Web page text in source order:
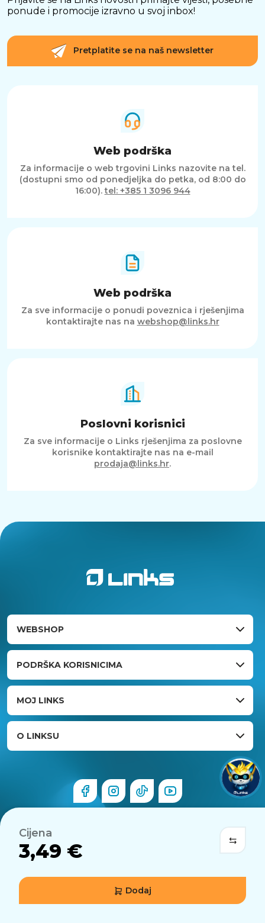
Cijena
3,49 €
Dodaj
ponude i promocije izravno u svoj inbox!
Pretplatite se na naš newsletter
Web podrška
Za informacije o web trgovini Links nazovite na tel.
(dostupni smo od ponedjeljka do petka, od 8:00 do
16:00).tel: +385 1 3096 944
Web podrška
Za sve informacije o ponudi poveznica i rješenjima
kontaktirajte nas na webshop@links.hr
Poslovni korisnici
Za sve informacije o Links rješenjima za poslovne
korisnike kontaktirajte nas na e-mail
prodaja@links.hr.
WEBSHOP
PODRŠKA KORISNICIMA
MOJ LINKS
O LINKSU
© 2026 Links.hr . Sva prava pridržana.